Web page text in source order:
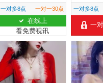
一对多8点 一对一30点
在线上
看免费视讯
一对多8点
一